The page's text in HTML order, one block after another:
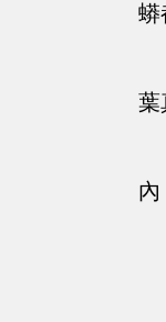
蟒
葉
內